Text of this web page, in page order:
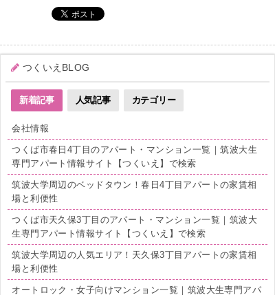
つくいえBLOG
新着記事 人気記事 カテゴリー
会社情報
つくば市春日4丁目のアパート・マンション一覧｜筑波大生
専門アパート情報サイト【つくいえ】で検索
筑波大学周辺のベッドタウン！春日4丁目アパートの家賃相
場と利便性
つくば市天久保3丁目のアパート・マンション一覧｜筑波大
生専門アパート情報サイト【つくいえ】で検索
筑波大学周辺の人気エリア！天久保3丁目アパートの家賃相
場と利便性
オートロック・女子向けマンション一覧｜筑波大生専門アパ